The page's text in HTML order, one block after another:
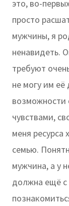
это, во-
просто
мужчины, я
ненавидеть.
требуют
не могу им её
возможности
чувствами,
меня ресурса
семью.
мужчина, а у
должна ещё